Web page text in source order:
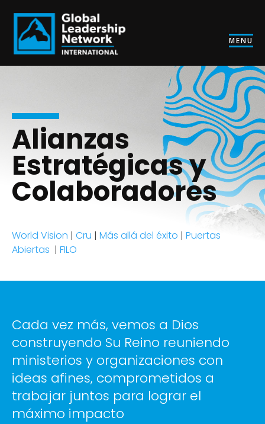
MENU
Alianzas
Estratégicas y
Colaboradores
World Vision | Cru | Más allá del éxito | Puertas
Abiertas | FILO
Cada vez más, vemos a Dios
construyendo Su Reino reuniendo
ministerios y organizaciones con
ideas afines, comprometidos a
trabajar juntos para lograr el
máximo impacto